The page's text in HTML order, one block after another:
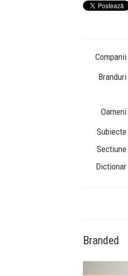
Companii
Branduri
Oameni
Subiecte
Sectiune
Dictionar
Branded